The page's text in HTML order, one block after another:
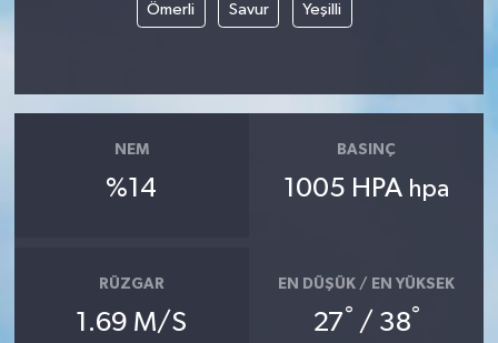
Ömerli Savur Yeşilli
NEM
%14
BASINÇ
1005 HPA hpa
RÜZGAR
1.69 M/S
EN DÜŞÜK / EN YÜKSEK
27° / 38°